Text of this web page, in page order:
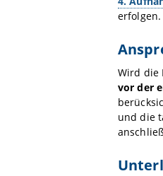
erfolgen.
Wird die
vor der
und die